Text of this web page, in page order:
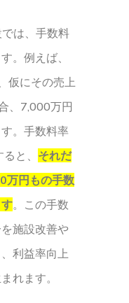
は、手数料
。例えば、
仮にその売上
、7,000万円
。手数料率
と、 それだ
万円もの手数
。この手数
施設改善や
利益率向上
れます。